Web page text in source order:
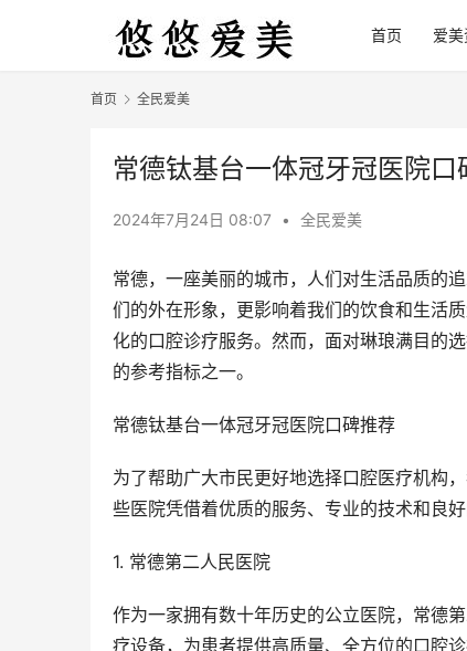
首页 爱
首页 全民爱美
常德钛基台一体冠牙冠医院
2024年7月24日 08:07 • 全民爱美
常德，一座美丽的城市，人们对生活品质的
们的外在形象，更影响着我们的饮食和生活
化的口腔诊疗服务。然而，面对琳琅满目的
的参考指标之一。
常德钛基台一体冠牙冠医院口碑推荐
为了帮助广大市民更好地选择口腔医疗机构
些医院凭借着优质的服务、专业的技术和良
1. 常德第二人民医院
作为一家拥有数十年历史的公立医院，常德
疗设备，为患者提供高质量、全方位的口腔